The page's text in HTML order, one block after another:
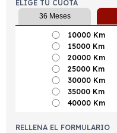
ELIGE TU CUOTA
36 Meses
10000 Km
15000 Km
20000 Km
25000 Km
30000 Km
35000 Km
40000 Km
RELLENA EL FORMULARIO